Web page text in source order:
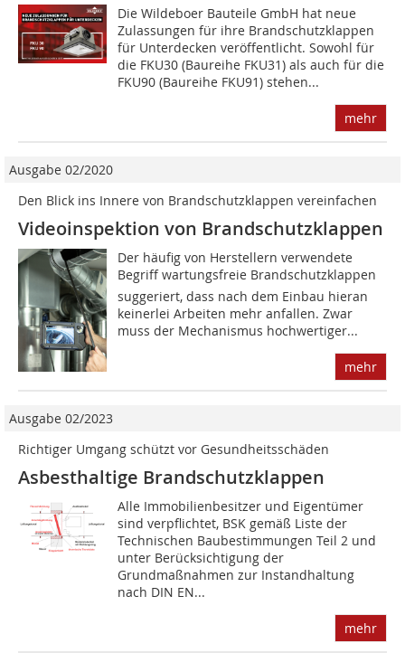
Die Wildeboer Bauteile GmbH hat neue
Zulassungen für ihre Brandschutzklappen
für Unterdecken veröffentlicht. Sowohl für
die FKU30 (Baureihe FKU31) als auch für die
FKU90 (Baureihe FKU91) stehen...
mehr
Ausgabe 02/2020
Den Blick ins Innere von Brandschutzklappen vereinfachen
Videoinspektion von Brandschutzklappen
Der häufig von Herstellern verwendete
Begriff wartungsfreie Brandschutzklappen
suggeriert, dass nach dem Einbau hieran
keinerlei Arbeiten mehr anfallen. Zwar
muss der Mechanismus hochwertiger...
mehr
Ausgabe 02/2023
Richtiger Umgang schützt vor Gesundheitsschäden
Asbesthaltige Brandschutzklappen
Alle Immobilienbesitzer und Eigentümer
sind verpflichtet, BSK gemäß Liste der
Technischen Baubestimmungen Teil 2 und
unter Berücksichtigung der
Grundmaßnahmen zur Instandhaltung
nach DIN EN...
mehr